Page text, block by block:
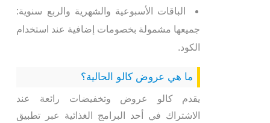
الباقات الأسبوعية والشهرية والربع سنوية:
جميعها مشمولة بخصومات إضافية عند استخدام
الكود.
ما هي عروض كالو الحالية؟
يقدم كالو عروض وتخفيضات رائعة عند
الاشتراك في أحد البرامج الغذائية عبر تطبيق